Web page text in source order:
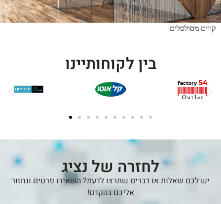
קווים מסולסלים
בין לקוחותיינו
לחזרה של נציג
יש לכם שאלות או דברים שתרצו לדעת? השאירו פרטים ונחזור
אליכם בהקדם!